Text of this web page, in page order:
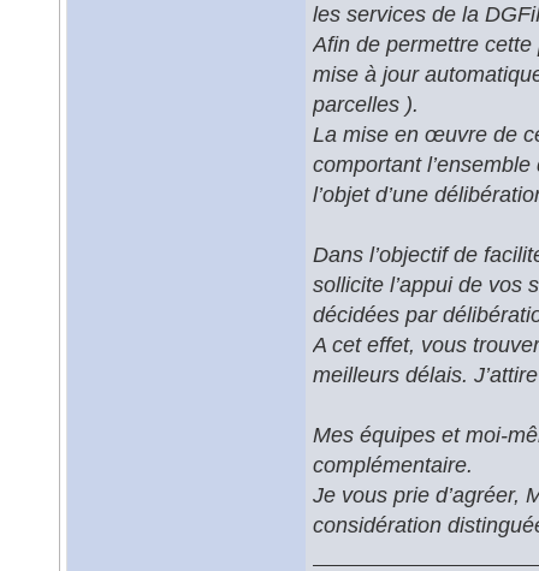
les services de la
Afin de permettre
mise à jour
parcelles ).
La mise en œuvre de
comportant
l’objet d’une
Dans l’objectif de
sollicite l’appui de vos
décidées par
A cet effet, vous
meilleurs délais.
Mes équipes et moi-
complémentaire.
Je vous prie d’agréer,
considération